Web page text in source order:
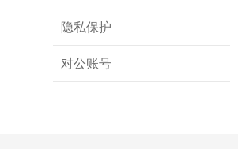
隐私保护
对公账号